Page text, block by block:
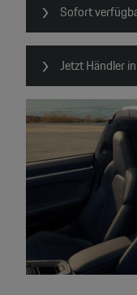
Sofort
Jetzt Händler